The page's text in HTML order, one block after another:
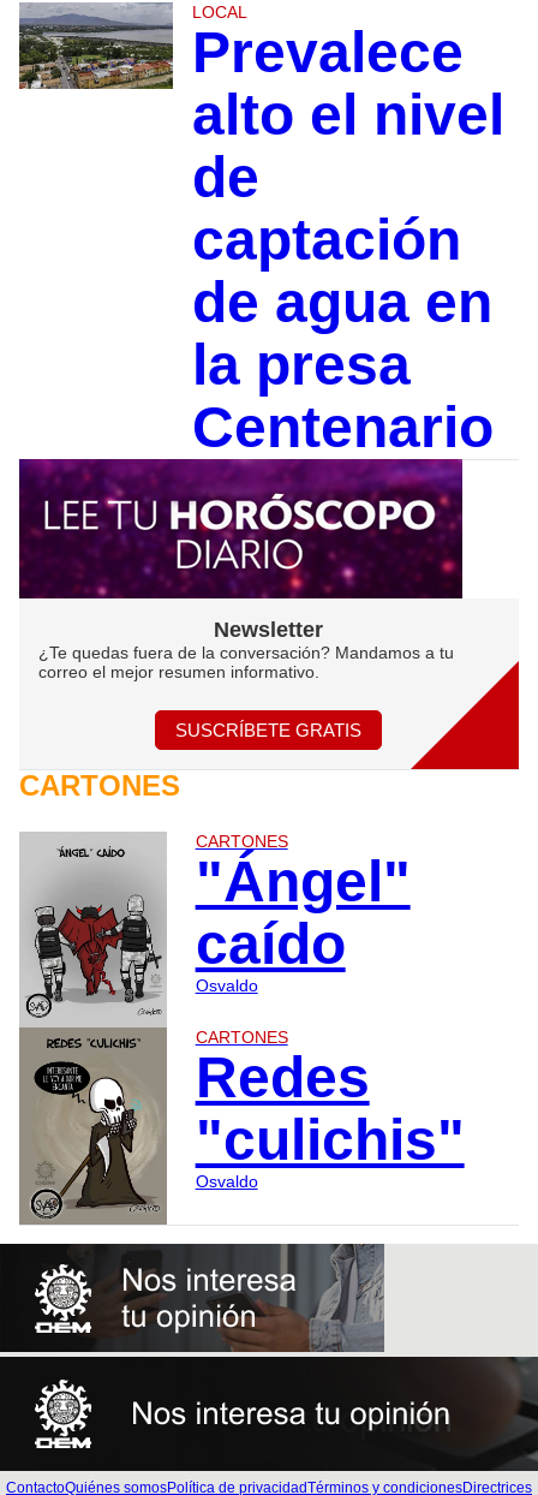
LOCAL
Prevalece
alto el nivel
de
captación
de agua en
la presa
Centenario
Newsletter
¿Te quedas fuera de la conversación? Mandamos a tu
correo el mejor resumen informativo.
SUSCRÍBETE GRATIS
CARTONES
CARTONES
"Ángel"
caído
Osvaldo
CARTONES
Redes
"culichis"
Osvaldo
ContactoQuiénes somosPolítica de privacidadTérminos y condicionesDirectrices